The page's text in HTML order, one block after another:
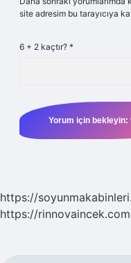
site adresim bu tarayıcıya
6 + 2 kaçtır? *
https://
https://